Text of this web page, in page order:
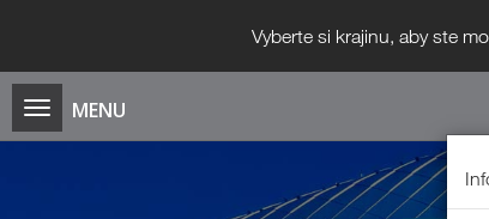
Vyberte si krajinu, aby ste